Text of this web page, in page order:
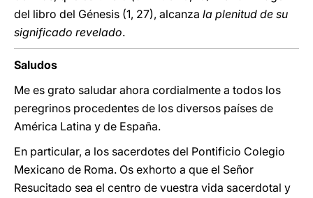
del libro del Génesis (1, 27), alcanza la plenitud de su
significado revelado.
Saludos
Me es grato saludar ahora cordialmente a todos los
peregrinos procedentes de los diversos países de
América Latina y de España.
En particular, a los sacerdotes del Pontificio Colegio
Mexicano de Roma. Os exhorto a que el Señor
Resucitado sea el centro de vuestra vida sacerdotal y